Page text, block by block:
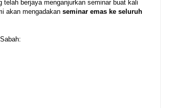
telah berjaya menganjurkan seminar buat kali
akan mengadakan seminar emas ke seluruh